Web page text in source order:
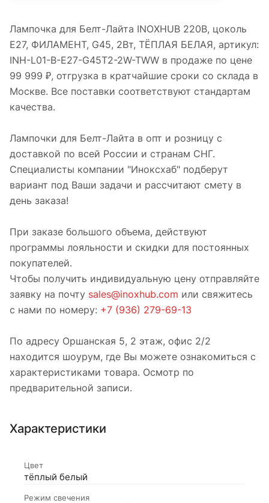
Лампочка для Белт-Лайта INOXHUB 220В, цоколь
E27, ФИЛАМЕНТ, G45, 2Вт, ТЁПЛАЯ БЕЛАЯ, артикул:
INH-L01-B-E27-G45T2-2W-TWW в продаже по цене
99 999 ₽, отгрузка в кратчайшие сроки со склада в
Москве. Все поставки соответствуют стандартам
качества.
Лампочки для Белт-Лайта в опт и розницу с
доставкой по всей России и странам СНГ.
Специалисты компании "Иноксхаб" подберут
вариант под Ваши задачи и рассчитают смету в
день заказа!
При заказе большого объема, действуют
программы лояльности и скидки для постоянных
покупателей.
Чтобы получить индивидуальную цену отправляйте
заявку на почту sales@inoxhub.com или свяжитесь
с нами по номеру: +7 (936) 279-69-13
По адресу Оршанская 5, 2 этаж, офис 2/2
находится шоурум, где Вы можете ознакомиться с
характеристиками товара. Осмотр по
предварительной записи.
Характеристики
Цвет
тёплый белый
Режим свечения